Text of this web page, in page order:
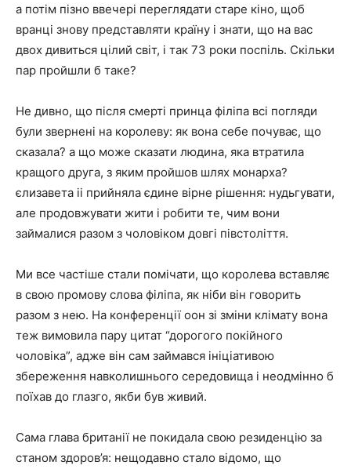
а потім пізно ввечері переглядати старе кіно, щоб
вранці знову представляти країну і знати, що на вас
двох дивиться цілий світ, і так 73 роки поспіль. Скільки
пар пройшли б таке?
Не дивно, що після смерті принца філіпа всі погляди
були звернені на королеву: як вона себе почуває, що
сказала? а що може сказати людина, яка втратила
кращого друга, з яким пройшов шлях монарха?
єлизавета ii прийняла єдине вірне рішення: нудьгувати,
але продовжувати жити і робити те, чим вони
займалися разом з чоловіком довгі півстоліття.
Ми все частіше стали помічати, що королева вставляє
в свою промову слова філіпа, як ніби він говорить
разом з нею. На конференції оон зі зміни клімату вона
теж вимовила пару цитат “дорогого покійного
чоловіка”, адже він сам займався ініціативою
збереження навколишнього середовища і неодмінно б
поїхав до глазго, якби був живий.
Сама глава британії не покидала свою резиденцію за
станом здоров’я: нещодавно стало відомо, що